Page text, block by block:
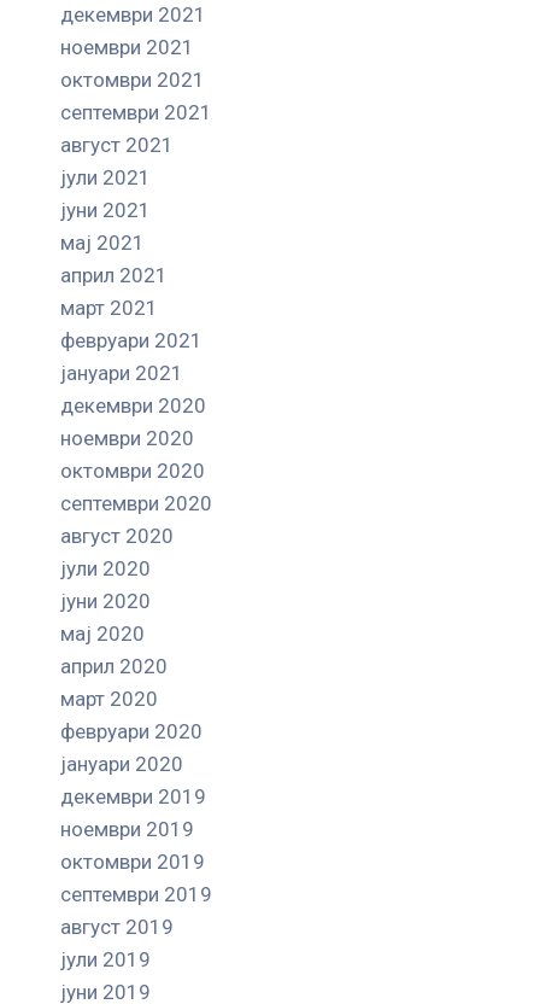
декември 2021
ноември 2021
октомври 2021
септември 2021
август 2021
јули 2021
јуни 2021
мај 2021
април 2021
март 2021
февруари 2021
јануари 2021
декември 2020
ноември 2020
октомври 2020
септември 2020
август 2020
јули 2020
јуни 2020
мај 2020
април 2020
март 2020
февруари 2020
јануари 2020
декември 2019
ноември 2019
октомври 2019
септември 2019
август 2019
јули 2019
јуни 2019